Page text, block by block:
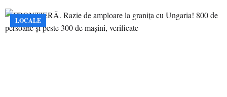
LOCALE